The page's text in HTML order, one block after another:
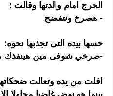
الحرج امام والدتها وقالت :
- هصرخ ونتفضح
حسها بيده التى تجذبها نحوه:
-صرخي شوفى مين هينقذك
افلت من يده وتعالت